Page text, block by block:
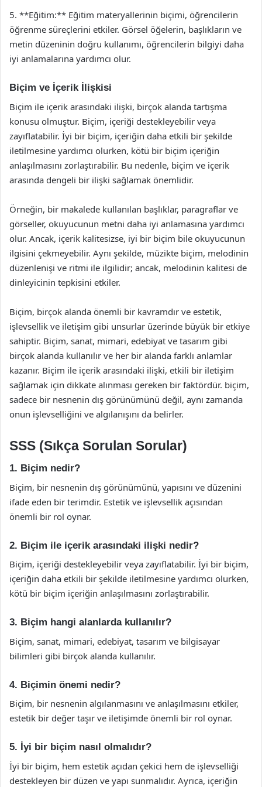
5. **Eğitim:** Eğitim materyallerinin biçimi, öğrencilerin
öğrenme süreçlerini etkiler. Görsel öğelerin, başlıkların ve
metin düzeninin doğru kullanımı, öğrencilerin bilgiyi daha
iyi anlamalarına yardımcı olur.
Biçim ve İçerik İlişkisi
Biçim ile içerik arasındaki ilişki, birçok alanda tartışma
konusu olmuştur. Biçim, içeriği destekleyebilir veya
zayıflatabilir. İyi bir biçim, içeriğin daha etkili bir şekilde
iletilmesine yardımcı olurken, kötü bir biçim içeriğin
anlaşılmasını zorlaştırabilir. Bu nedenle, biçim ve içerik
arasında dengeli bir ilişki sağlamak önemlidir.
Örneğin, bir makalede kullanılan başlıklar, paragraflar ve
görseller, okuyucunun metni daha iyi anlamasına yardımcı
olur. Ancak, içerik kalitesizse, iyi bir biçim bile okuyucunun
ilgisini çekmeyebilir. Aynı şekilde, müzikte biçim, melodinin
düzenlenişi ve ritmi ile ilgilidir; ancak, melodinin kalitesi de
dinleyicinin tepkisini etkiler.
Biçim, birçok alanda önemli bir kavramdır ve estetik,
işlevsellik ve iletişim gibi unsurlar üzerinde büyük bir etkiye
sahiptir. Biçim, sanat, mimari, edebiyat ve tasarım gibi
birçok alanda kullanılır ve her bir alanda farklı anlamlar
kazanır. Biçim ile içerik arasındaki ilişki, etkili bir iletişim
sağlamak için dikkate alınması gereken bir faktördür. biçim,
sadece bir nesnenin dış görünümünü değil, aynı zamanda
onun işlevselliğini ve algılanışını da belirler.
SSS (Sıkça Sorulan Sorular)
1. Biçim nedir?
Biçim, bir nesnenin dış görünümünü, yapısını ve düzenini
ifade eden bir terimdir. Estetik ve işlevsellik açısından
önemli bir rol oynar.
2. Biçim ile içerik arasındaki ilişki nedir?
Biçim, içeriği destekleyebilir veya zayıflatabilir. İyi bir biçim,
içeriğin daha etkili bir şekilde iletilmesine yardımcı olurken,
kötü bir biçim içeriğin anlaşılmasını zorlaştırabilir.
3. Biçim hangi alanlarda kullanılır?
Biçim, sanat, mimari, edebiyat, tasarım ve bilgisayar
bilimleri gibi birçok alanda kullanılır.
4. Biçimin önemi nedir?
Biçim, bir nesnenin algılanmasını ve anlaşılmasını etkiler,
estetik bir değer taşır ve iletişimde önemli bir rol oynar.
5. İyi bir biçim nasıl olmalıdır?
İyi bir biçim, hem estetik açıdan çekici hem de işlevselliği
destekleyen bir düzen ve yapı sunmalıdır. Ayrıca, içeriğin